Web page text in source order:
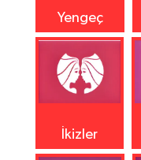
Yengeç
İkizler